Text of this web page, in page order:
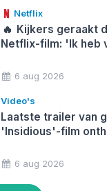
Netflix
🔥 Kijkers geraakt
Netflix-film: 'Ik heb
6 aug 2026
Video's
Laatste trailer van
'Insidious'-film
6 aug 2026